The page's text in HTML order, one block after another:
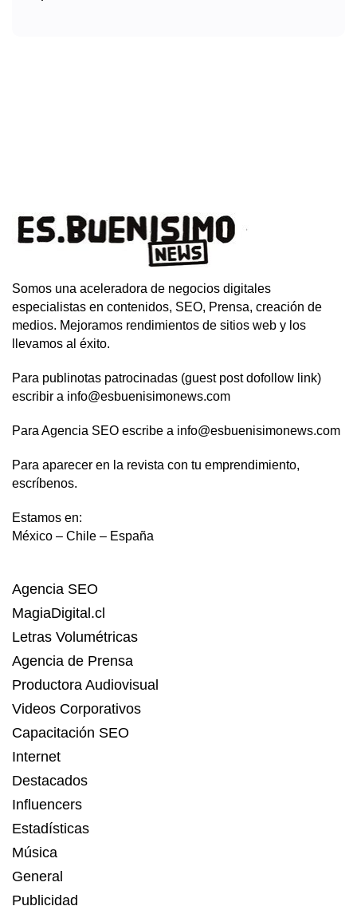
Somos una aceleradora de negocios digitales
especialistas en contenidos, SEO, Prensa, creación de
medios. Mejoramos rendimientos de sitios web y los
llevamos al éxito.
Para publinotas patrocinadas (guest post dofollow link)
escribir a info@esbuenisimonews.com
Para Agencia SEO escribe a info@esbuenisimonews.com
Para aparecer en la revista con tu emprendimiento,
escríbenos.
Estamos en:
México – Chile – España
Agencia SEO
MagiaDigital.cl
Letras Volumétricas
Agencia de Prensa
Productora Audiovisual
Videos Corporativos
Capacitación SEO
Internet
Destacados
Influencers
Estadísticas
Música
General
Publicidad